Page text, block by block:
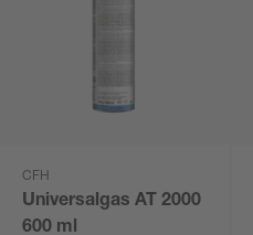
CFH
Universalgas AT 2000
600 ml